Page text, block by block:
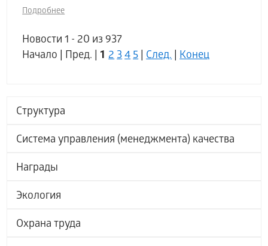
Структура
Система управления (менеджмента) качества
Награды
Экология
Охрана труда
Подробнее
Новости 1 - 20 из 937
Начало | Пред. | 1 2345|След.|Конец